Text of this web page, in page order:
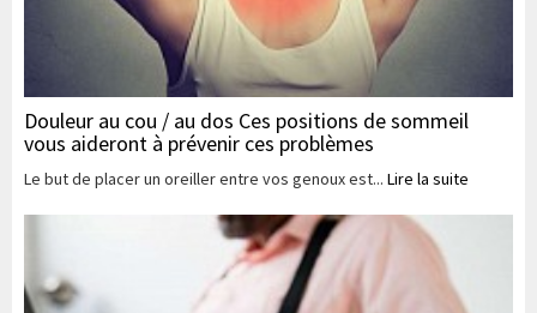
Douleur au cou / au dos Ces positions de sommeil
vous aideront à prévenir ces problèmes
Le but de placer un oreiller entre vos genoux est... Lire la suite